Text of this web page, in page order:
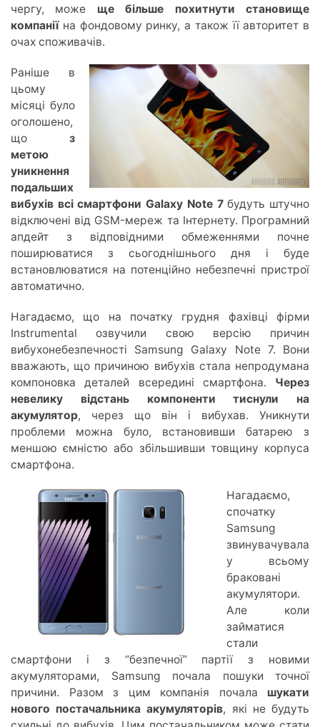
чергу, може ще більше похитнути становище
компаніїна фондовому ринку, а також її авторитет в
очах споживачів.
Раніше в
цьому
місяці було
оголошено,
що з
метою
уникнення
подальших
вибухів всі смартфони Galaxy Note 7будуть штучно
відключені від GSM-мереж та Інтернету. Програмний
апдейт з відповідними обмеженнями почне
поширюватися з сьогоднішнього дня і буде
встановлюватися на потенційно небезпечні пристрої
автоматично.
Нагадаємо, що на початку грудня фахівці фірми
Instrumental озвучили свою версію причин
вибухонебезпечності Samsung Galaxy Note 7. Вони
вважають, що причиною вибухів стала непродумана
компоновка деталей всередині смартфона. Через
невелику відстань компоненти тиснули на
акумулятор, через що він і вибухав. Уникнути
проблеми можна було, встановивши батарею з
меншою ємністю або збільшивши товщину корпуса
смартфона.
Нагадаємо,
спочатку
Samsung
звинувачувала
у всьому
браковані
акумулятори.
Але коли
займатися
стали
смартфони і з “безпечної” партії з новими
акумуляторами, Samsung почала пошуки точної
причини. Разом з цим компанія почала шукати
нового постачальника акумуляторів, які не будуть